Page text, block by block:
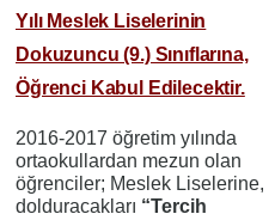
Yılı Meslek Liselerinin
Dokuzuncu (9.) Sınıflarına,
Öğrenci Kabul Edilecektir.
2016-2017 öğretim yılında
ortaokullardan mezun olan
öğrenciler; Meslek Liselerine,
dolduracakları “Tercih